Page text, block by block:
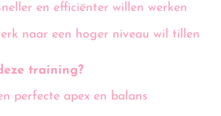
en efficiënter willen werken
naar een hoger niveau wil tillen
training?
perfecte apex en balans